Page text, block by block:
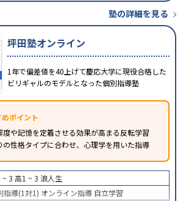
塾の詳細を見る
坪田塾オンライン
1年で偏差値を40上げて慶応大学に現役合格した
ビリギャルのモデルとなった個別指導塾
ポイント
度や記憶を定着させる効果が高まる反転学習
の性格タイプに合わせ、心理学を用いた指導
~ 3 高1 ~ 3 浪人生
指導(1対1) オンライン指導 自立学習